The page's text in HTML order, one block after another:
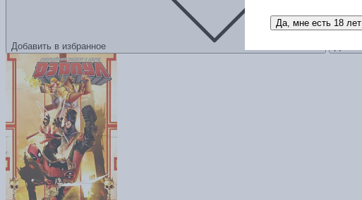
Добавить в избранное
Да, мне есть 18 лет